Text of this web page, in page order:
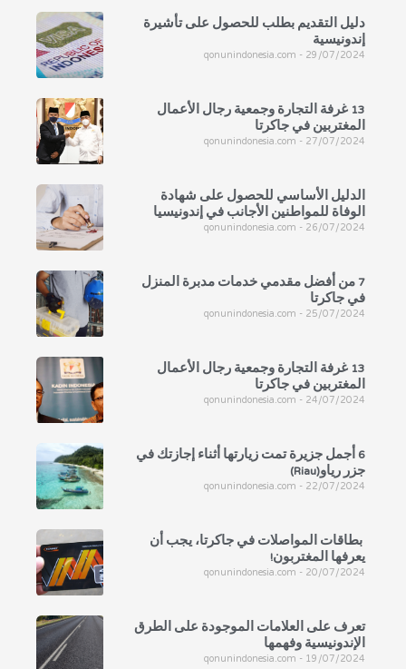
دليل التقديم بطلب للحصول على تأشيرة
إندونيسية
qonunindonesia.com 29/07/2024
13 غرفة التجارة وجمعية رجال الأعمال
المغتربين في جاكرتا
qonunindonesia.com 27/07/2024
الدليل الأساسي للحصول على شهادة
الوفاة للمواطنين الأجانب في إندونيسيا
qonunindonesia.com 26/07/2024
7 من أفضل مقدمي خدمات مدبرة المنزل
في جاكرتا
qonunindonesia.com 25/07/2024
13 غرفة التجارة وجمعية رجال الأعمال
المغتربين في جاكرتا
qonunindonesia.com 24/07/2024
6 أجمل جزيرة تمت زيارتها أثناء إجازتك في
جزر رياو(Riau)
qonunindonesia.com 22/07/2024
بطاقات المواصلات في جاكرتا، يجب أن
يعرفها المغتربون!
qonunindonesia.com 20/07/2024
تعرف على العلامات الموجودة على الطرق
الإندونيسية وفهمها
qonunindonesia.com 19/07/2024